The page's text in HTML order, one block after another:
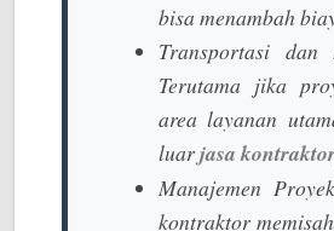
bisa menambah
Transportasi dan
Terutama jika
area layanan
luarjasa
Manajemen
kontraktor